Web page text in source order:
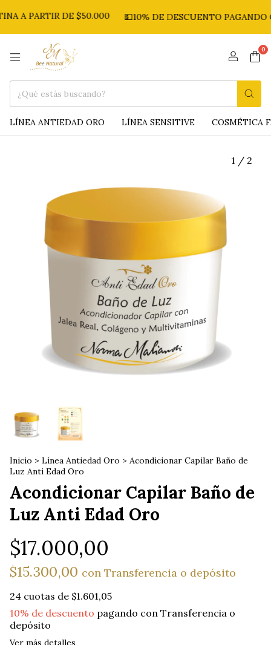
PARTIR DE $50.000 💵10% DE DESCUENTO PAGANDO CON
0
LÍNEA ANTIEDAD ORO LÍNEA SENSITIVE COSMÉTICA
1 / 2
Inicio > Línea Antiedad Oro > Acondicionar Capilar Baño de
Luz Anti Edad Oro
Acondicionar Capilar Baño de
Luz Anti Edad Oro
$17.000,00
$15.300,00 con Transferencia o depósito
24 cuotas de $1.601,05
10% de descuento pagando con Transferencia o
depósito